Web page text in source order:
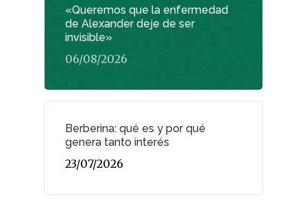
«Queremos que la enfermedad
de Alexander deje de ser
invisible»
06/08/2026
Berberina: qué es y por qué
genera tanto interés
23/07/2026